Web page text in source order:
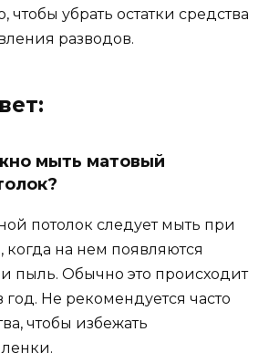
чтобы убрать остатки средства
разводов.
мыть матовый
потолок следует мыть при
когда на нем появляются
пыль. Обычно это происходит
Не рекомендуется часто
чтобы избежать